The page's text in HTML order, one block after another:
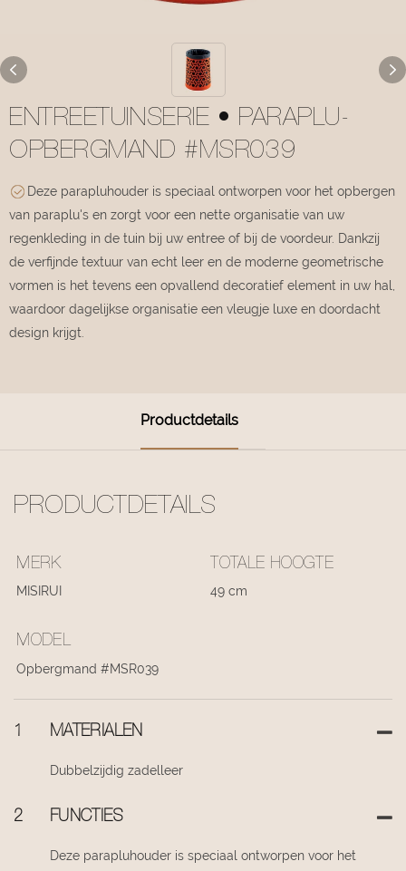
ENTREETUINSERIE • PARAPLU-
OPBERGMAND #MSR039
Deze parapluhouder is speciaal ontworpen voor het opbergen
van paraplu's en zorgt voor een nette organisatie van uw
regenkleding in de tuin bij uw entree of bij de voordeur. Dankzij
de verfijnde textuur van echt leer en de moderne geometrische
vormen is het tevens een opvallend decoratief element in uw hal,
waardoor dagelijkse organisatie een vleugje luxe en doordacht
design krijgt.
Productdetails
PRODUCTDETAILS
MERK
MISIRUI
TOTALE HOOGTE
49 cm
MODEL
Opbergmand #MSR039
1 MATERIALEN
Dubbelzijdig zadelleer
2 FUNCTIES
Deze parapluhouder is speciaal ontworpen voor het